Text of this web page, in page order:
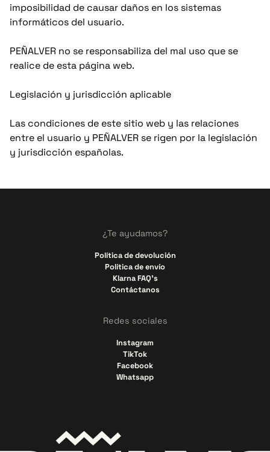
imposibilidad de causar daños en los sistemas
informáticos del usuario.
PEÑALVER no se responsabiliza del mal uso que se
realice de esta página web.
Legislación y jurisdicción aplicable
Las condiciones de este sitio web y las relaciones
entre el usuario y PEÑALVER se rigen por la legislación
y jurisdicción españolas.
¿Te ayudamos?
Política de devolución
Política de envío
Klarna FAQ's
Contáctanos
Redes sociales
Instagram
TikTok
Facebook
Whatsapp